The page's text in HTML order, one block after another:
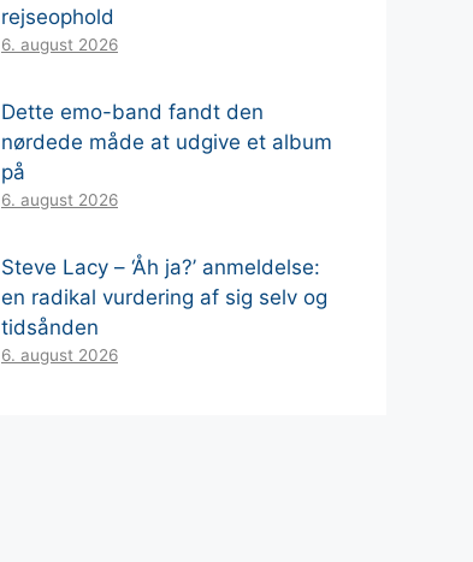
rejseophold
6. august 2026
Dette emo-band fandt den
nørdede måde at udgive et album
på
6. august 2026
Steve Lacy – ‘Åh ja?’ anmeldelse:
en radikal vurdering af sig selv og
tidsånden
6. august 2026